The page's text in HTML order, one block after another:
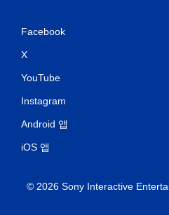
Facebook
X
YouTube
Instagram
Android 앱
iOS 앱
© 2026 Sony Interactive